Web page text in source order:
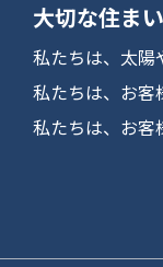
大切な住ま
私たちは、太陽
私たちは、お客
私たちは、お客